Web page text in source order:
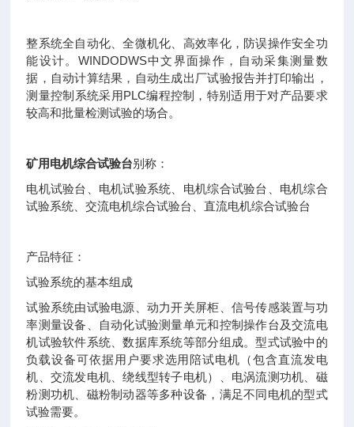
整系统全自动化、全微机化、高效率化，防误操作安全功
能设计。WINDODWS中文界面操作，自动采集测量数
据，自动计算结果，自动生成出厂试验报告并打印输出，
测量控制系统采用PLC编程控制，特别适用于对产品要求
较高和批量检测试验的场合。
矿用电机综合试验台别称：
电机试验台、电机试验系统、电机综合试验台、电机综合
试验系统、交流电机综合试验台、直流电机综合试验台
产品特征：
试验系统的基本组成
试验系统由试验电源、动力开关屏柜、信号传感装置与功
率测量设备、自动化试验测量单元和控制操作台及交流电
机试验软件系统、数据库系统等部分组成。型式试验中的
负载设备可依据用户要求选用陪试电机（包含直流发电
机、交流发电机、绕线型转子电机）、电涡流测功机、磁
粉测功机、磁粉制动器等多种设备，满足不同电机的型式
试验需要。